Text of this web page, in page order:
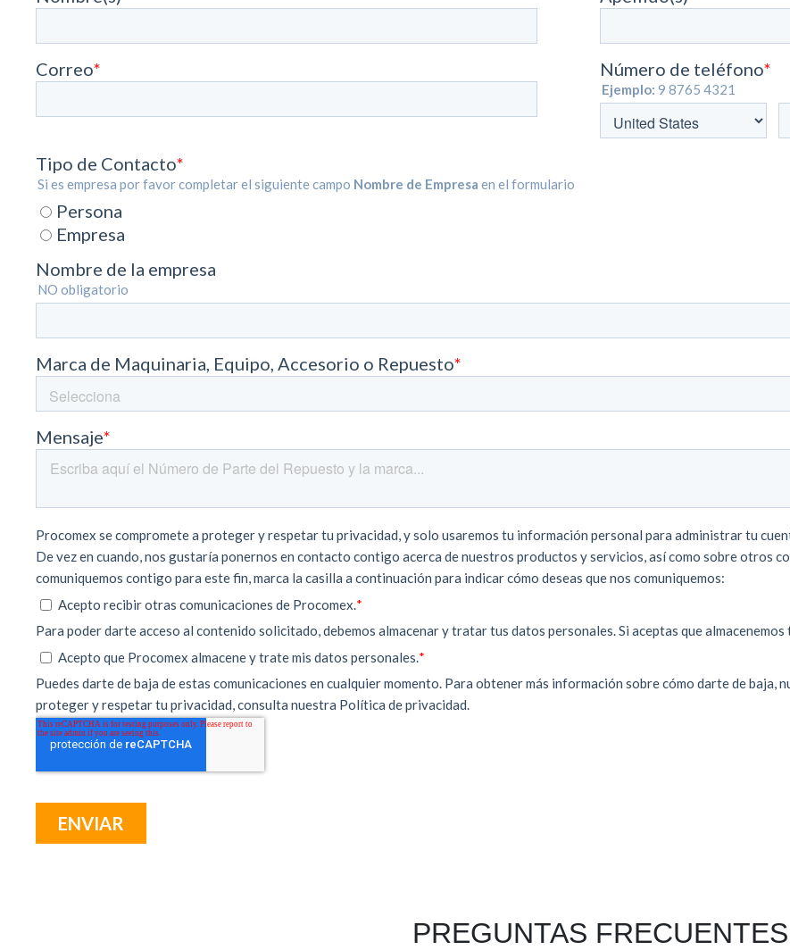
PREGUNTAS FRECUENTES